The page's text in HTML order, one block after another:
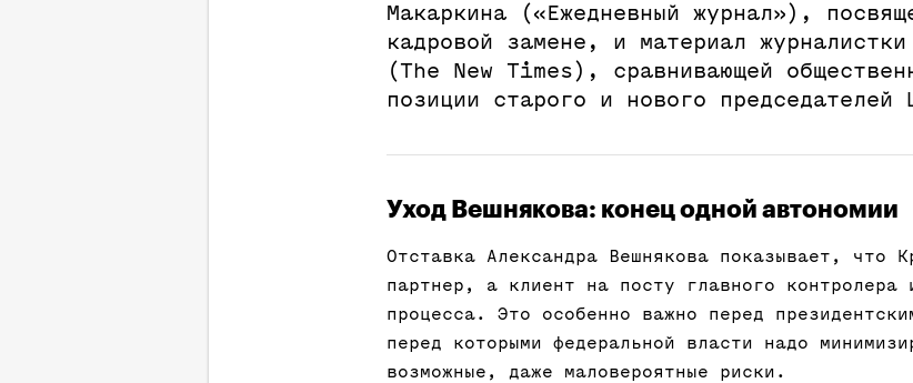
Макаркина («Ежедневный журнал»),
кадровой замене, и материал
(The New Times), сравнивающей
позиции старого и нового председателей
Уход Вешнякова: конец одной автономии
Отставка Александра Вешнякова показывает, что
партнер, а клиент на посту главного контролера
процесса. Это особенно важно перед
перед которыми федеральной власти надо
возможные, даже маловероятные риски.